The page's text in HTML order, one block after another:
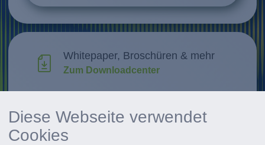
Diese Webseite verwendet
Cookies
Whitepaper, Broschüren & mehr
Zum Downloadcenter
Innovationen entdecken